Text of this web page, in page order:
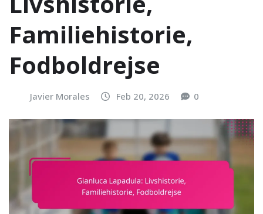
Familiehistorie,
Fodboldrejse
Javier Morales Feb 20, 2026 0